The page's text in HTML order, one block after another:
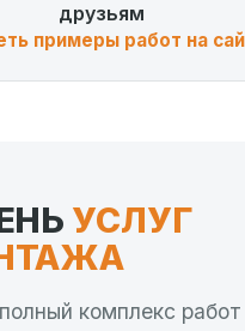
друзьям
примеры работ на
УСЛУГ
комплекс